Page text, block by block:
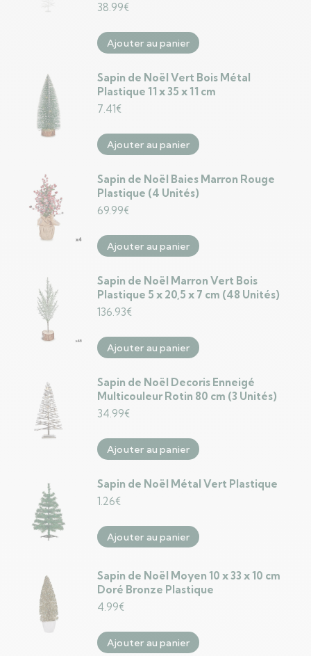
38.99€
Ajouter au panier
Sapin de Noël Vert Bois Métal
Plastique 11 x 35 x 11 cm
7.41€
Ajouter au panier
Sapin de Noël Baies Marron Rouge
Plastique (4 Unités)
69.99€
Ajouter au panier
Sapin de Noël Marron Vert Bois
Plastique 5 x 20,5 x 7 cm (48 Unités)
136.93€
Ajouter au panier
Sapin de Noël Decoris Enneigé
Multicouleur Rotin 80 cm (3 Unités)
34.99€
Ajouter au panier
Sapin de Noël Métal Vert Plastique
1.26€
Ajouter au panier
Sapin de Noël Moyen 10 x 33 x 10 cm
Doré Bronze Plastique
4.99€
Ajouter au panier